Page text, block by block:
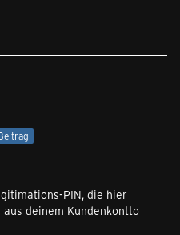
PIN, die hier
deinem Kundenkontto